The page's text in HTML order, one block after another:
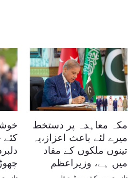
مکہ معاہدہ پر دستخط
میرے لئے باعث اعزاز،یہ
تینوں ملکوں کے مفاد
میں ہے، وزیراعظم
کئے